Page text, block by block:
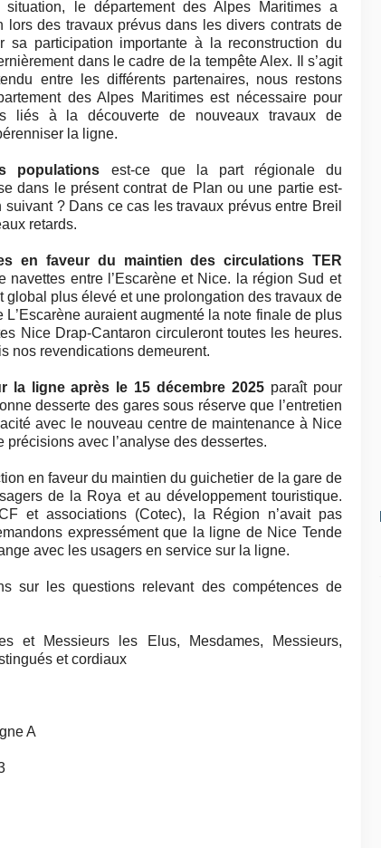
le département des Alpes Maritimes a
lors des travaux prévus dans les divers contrats de
sa participation importante à la reconstruction du
dans le cadre de la tempête Alex. Il s’agit
entre les différents partenaires, nous restons
des Alpes Maritimes est nécessaire pour
liés à la découverte de nouveaux travaux de
la ligne.
populations est-ce que la part régionale du
dans le présent contrat de Plan ou une partie est-
? Dans ce cas les travaux prévus entre Breil
retards.
en faveur du maintien des circulations TER
navettes entre l’Escarène et Nice. la région Sud et
plus élevé et une prolongation des travaux de
auraient augmenté la note finale de plus
Nice Drap-Cantaron circuleront toutes les heures.
nos revendications demeurent.
la ligne après le 15 décembre 2025 paraît pour
desserte des gares sous réserve que l’entretien
avec le nouveau centre de maintenance à Nice
avec l’analyse des dessertes.
en faveur du maintien du guichetier de la gare de
de la Roya et au développement touristique.
et associations (Cotec), la Région n’avait pas
expressément que la ligne de Nice Tende
avec les usagers en service sur la ligne.
sur les questions relevant des compétences de
et Messieurs les Elus, Mesdames, Messieurs,
et cordiaux
A